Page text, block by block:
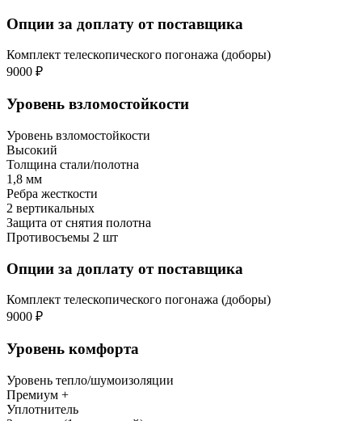
Опции за доплату от поставщика
Комплект телескопического погонажа (доборы)
9000 ₽
Уровень взломостойкости
Уровень взломостойкости
Высокий
Толщина стали/полотна
1,8 мм
Ребра жесткости
2 вертикальных
Защита от снятия полотна
Противосъемы 2 шт
Опции за доплату от поставщика
Комплект телескопического погонажа (доборы)
9000 ₽
Уровень комфорта
Уровень тепло/шумоизоляции
Премиум +
Уплотнитель